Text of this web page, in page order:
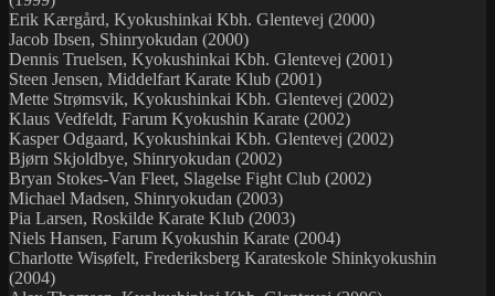
Erik Kærgård, Kyokushinkai Kbh. Glentevej (2000)
Jacob Ibsen, Shinryokudan (2000)
Dennis Truelsen, Kyokushinkai Kbh. Glentevej (2001)
Steen Jensen, Middelfart Karate Klub (2001)
Mette Strømsvik, Kyokushinkai Kbh. Glentevej (2002)
Klaus Vedfeldt, Farum Kyokushin Karate (2002)
Kasper Odgaard, Kyokushinkai Kbh. Glentevej (2002)
Bjørn Skjoldbye, Shinryokudan (2002)
Bryan Stokes-Van Fleet, Slagelse Fight Club (2002)
Michael Madsen, Shinryokudan (2003)
Pia Larsen, Roskilde Karate Klub (2003)
Niels Hansen, Farum Kyokushin Karate (2004)
Charlotte Wisøfelt, Frederiksberg Karateskole Shinkyokushin
(2004)